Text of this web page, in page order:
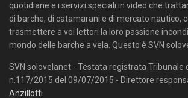
quotidiane e i servizi speciali in video che
di barche, di catamarani e di mercato nautico,
trasmettere a voi lettori la loro passione
mondo delle barche a vela. Questo è SVN
SVN solovelanet - Testata registrata Tribunale
n.117/2015 del 09/07/2015 - Direttore
Anzillotti